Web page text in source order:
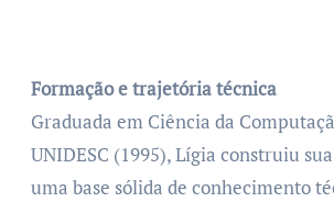
Formação e trajetória técnica
Graduada em Ciência da
UNIDESC (1995), Lígia construiu
uma base sólida de conhecimento